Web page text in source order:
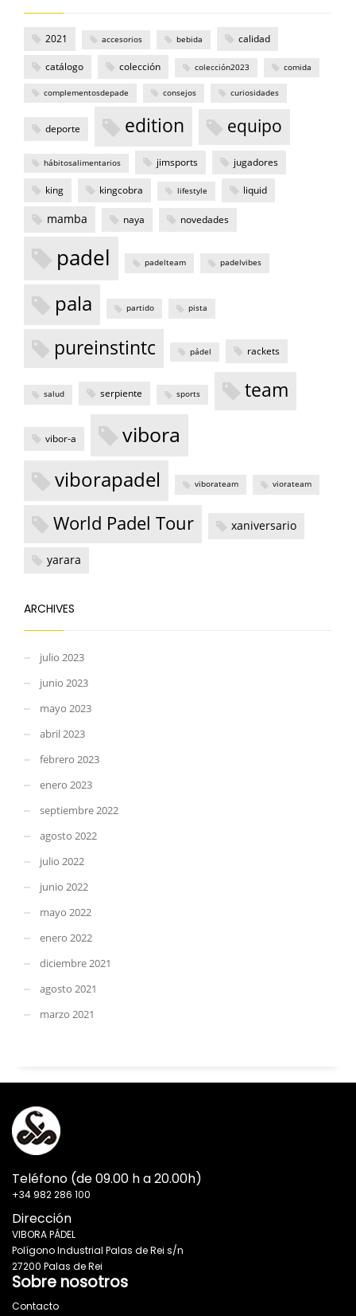
2021 accesorios bebida calidad
catálogo colección colección2023 comida
complementosdepade consejos curiosidades
deporte edition equipo
hábitosalimentarios jimsports jugadores
king kingcobra lifestyle liquid
mamba naya novedades
padel padelteam padelvibes
pala partido pista
pureinstintc pádel rackets
salud serpiente sports team
vibor-a vibora
viborapadel viborateam viorateam
World Padel Tour xaniversario
yarara
ARCHIVES
julio 2023
junio 2023
mayo 2023
abril 2023
febrero 2023
enero 2023
septiembre 2022
agosto 2022
julio 2022
junio 2022
mayo 2022
enero 2022
diciembre 2021
agosto 2021
marzo 2021
Teléfono (de 09.00 h a 20.00h)
+34 982 286 100
Dirección
VIBORA PÁDEL
Polígono Industrial Palas de Rei s/n
27200 Palas de Rei
Sobre nosotros
Contacto